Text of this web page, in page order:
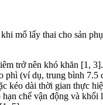
mổ lấy thai cho sản
trở nên khó khăn [1, 3].
phì (ví dụ, trung bình
kéo dài thời gian thực
chế vận động và